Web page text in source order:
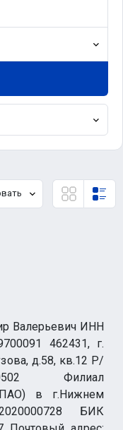
Валерьевич ИНН
462431, г.
д.58, кв.12 Р/
Филиал
в г.Нижнем
БИК